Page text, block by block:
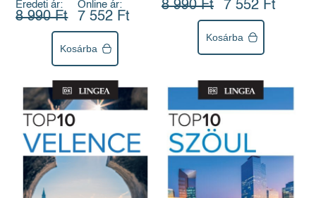
Eredeti ár:
8 990 Ft
Online ár:
7 552 Ft
Kosárba
8 990 Ft 7 552 Ft
Kosárba